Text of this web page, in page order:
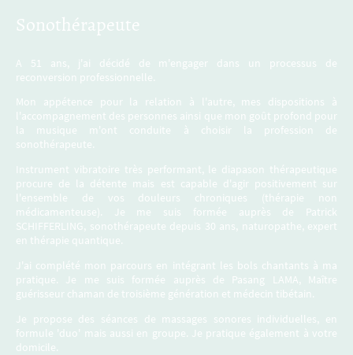
Sonothérapeute
A 51 ans, j'ai décidé de m'engager dans un processus de
reconversion professionnelle.
Mon appétence pour la relation à l'autre, mes dispositions à
l'accompagnement des personnes ainsi que mon goût profond pour
la musique m'ont conduite à choisir la profession de
sonothérapeute.
Instrument vibratoire très performant, le diapason thérapeutique
procure de la détente mais est capable d'agir positivement sur
l'ensemble de vos douleurs chroniques (thérapie non
médicamenteuse). Je me suis formée auprès de Patrick
SCHIFFERLING, sonothérapeute depuis 30 ans, naturopathe, expert
en thérapie quantique.
J'ai complété mon parcours en intégrant les bols chantants à ma
pratique. Je me suis formée auprès de Pasang LAMA, Maître
guérisseur chaman de troisième génération et médecin tibétain.
Je propose des séances de massages sonores individuelles, en
formule 'duo' mais aussi en groupe. Je pratique également à votre
domicile.